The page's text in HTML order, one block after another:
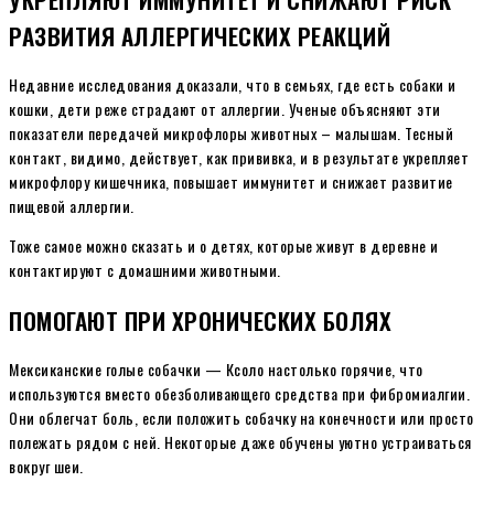
РАЗВИТИЯ АЛЛЕРГИЧЕСКИХ РЕАКЦИЙ
Недавние исследования доказали, что в семьях, где есть собаки и
кошки, дети реже страдают от аллергии. Ученые объясняют эти
показатели передачей микрофлоры животных – малышам. Тесный
контакт, видимо, действует, как прививка, и в результате укрепляет
микрофлору кишечника, повышает иммунитет и снижает развитие
пищевой аллергии.
Тоже самое можно сказать и о детях, которые живут в деревне и
контактируют с домашними животными.
ПОМОГАЮТ ПРИ ХРОНИЧЕСКИХ БОЛЯХ
Мексиканские голые собачки — Ксоло настолько горячие, что
используются вместо обезболивающего средства при фибромиалгии.
Они облегчат боль, если положить собачку на конечности или просто
полежать рядом с ней. Некоторые даже обучены уютно устраиваться
вокруг шеи.